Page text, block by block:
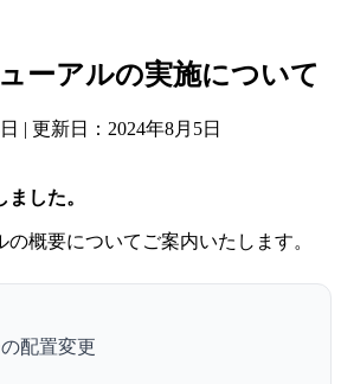
ーアルの実施について
| 更新日：2024年8月5日
した。
概要についてご案内いたします。
配置変更